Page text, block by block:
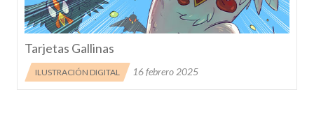
Tarjetas Gallinas
ILUSTRACIÓN DIGITAL 16 febrero 2025